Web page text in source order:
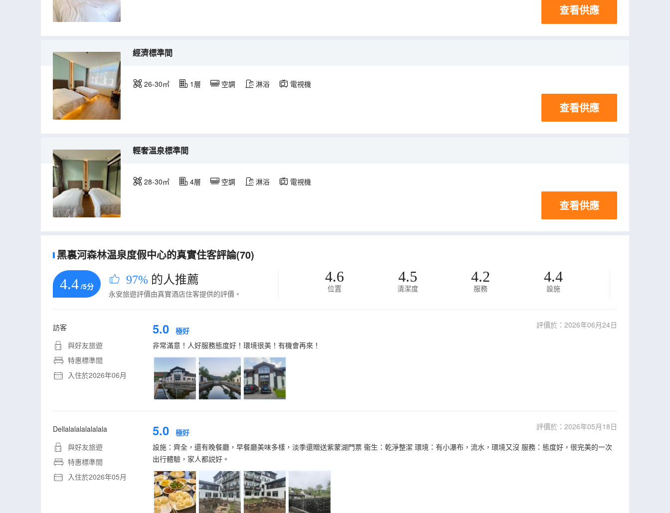
查看供應
經濟標準間
26-30㎡ 1層 空調 淋浴 電視機
查看供應
輕奢温泉標準間
28-30㎡ 4層 空調 淋浴 電視機
查看供應
黑裏河森林温泉度假中心的真實住客評論(70)
4.4 /5分 97% 的人推薦
永安旅遊評價由真實酒店住客提供的評價。
4.6
位置
4.5
清潔度
4.2
服務
4.4
設施
訪客
與好友旅遊
特惠標準間
入住於2026年06月
5.0 極好
評價於：2026年06月24日
非常滿意！人好服務態度好！環境很美！有機會再來！
Dellalalalalalalala
與好友旅遊
特惠標準間
入住於2026年05月
5.0 極好
評價於：2026年05月18日
設施：齊全，還有晚餐廳，早餐廳美味多樣，淡季還贈送紫蒙湖門票 衞生：乾淨整潔 環境：有小瀑布，流水，環境又沒 服務：態度好，很完美的一次
出行體驗，家人都説好。